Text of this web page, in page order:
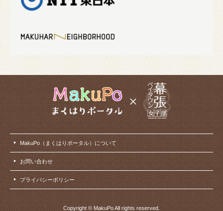
MakuPo（まくはりポータル）について
お問い合わせ
プライバシーポリシー
Copyright © MakuPo All rights reserved.